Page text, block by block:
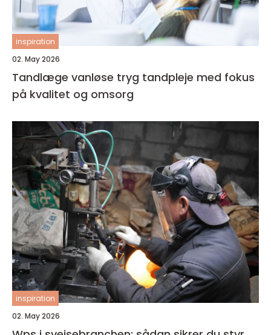
inspiration
02. May 2026
Tandlæge vanløse tryg tandpleje med fokus
på kvalitet og omsorg
inspiration
02. May 2026